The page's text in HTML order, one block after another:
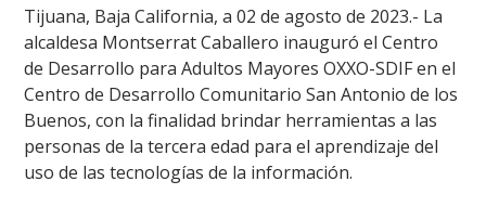
Tijuana, Baja California, a 02 de agosto de 2023.- La
alcaldesa Montserrat Caballero inauguró el Centro
de Desarrollo para Adultos Mayores OXXO-SDIF en el
Centro de Desarrollo Comunitario San Antonio de los
Buenos, con la finalidad brindar herramientas a las
personas de la tercera edad para el aprendizaje del
uso de las tecnologías de la información.